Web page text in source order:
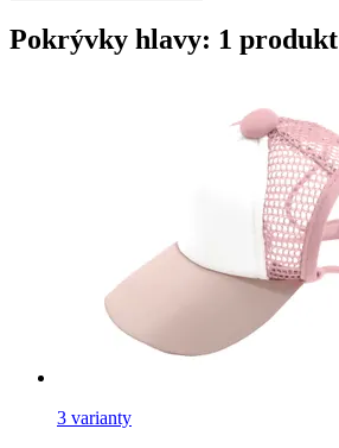
Pokrývky hlavy: 1 produkt
3 varianty